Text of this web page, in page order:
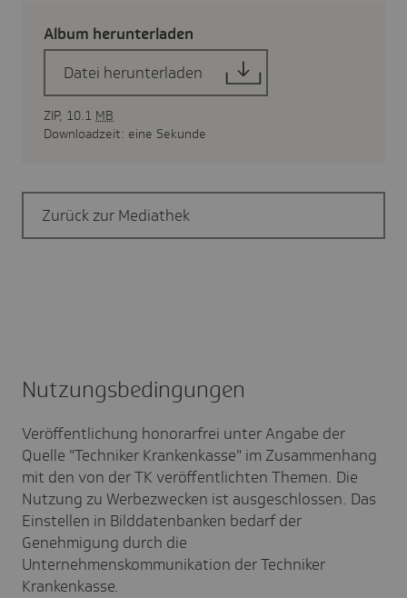
Album herun­ter­laden
Datei herunterladen
ZIP, 10.1 MB
Downloadzeit: eine Sekunde
Zurück zur Mediathek
Nutzungs­be­din­gungen
Veröffentlichung honorarfrei unter Angabe der
Quelle "Techniker Krankenkasse" im Zusammenhang
mit den von der TK veröffentlichten Themen. Die
Nutzung zu Werbezwecken ist ausgeschlossen. Das
Einstellen in Bilddatenbanken bedarf der
Genehmigung durch die
Unternehmenskommunikation der Techniker
Krankenkasse.